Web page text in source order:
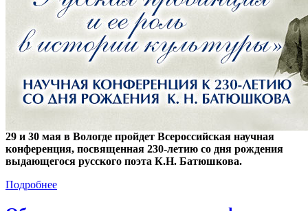
29 и 30 мая в Вологде пройдет Всероссийская научная
конференция, посвященная 230-летию со дня рождения
выдающегося русского поэта К.Н. Батюшкова.
Подробнее